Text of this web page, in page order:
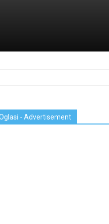
- Advertisement